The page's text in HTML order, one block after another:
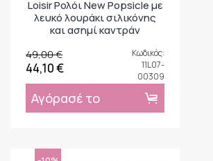
Loisir Ρολόι New Popsicle με
λευκό λουράκι σιλικόνης
και ασημί καντράν
49,00 €
44,10 €
Κωδικός:
11L07-
00309
Αγόρασέ το